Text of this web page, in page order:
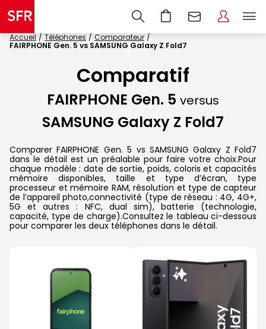
Accueil Téléphones
Comparateur
FAIRPHONE Gen. 5 vs SAMSUNG Galaxy Z Fold7
Comparatif
FAIRPHONE Gen. 5 versus
SAMSUNG Galaxy Z Fold7
Comparer FAIRPHONE Gen. 5 vs SAMSUNG Galaxy Z Fold7
dans le détail est un préalable pour faire votre choix.Pour
chaque modèle : date de sortie, poids, coloris et capacités
mémoire disponibles, taille et type d’écran, type
processeur et mémoire RAM, résolution et type de capteur
de l’appareil photo,connectivité (type de réseau : 4G, 4G+,
5G et autres : NFC, dual sim), batterie (technologie,
capacité, type de charge).Consultez le tableau ci-dessous
pour comparer les deux téléphones dans le détail.